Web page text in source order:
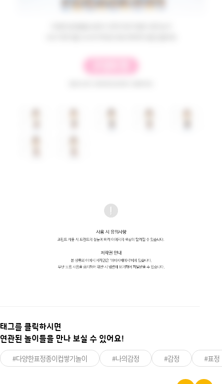
태그를 클릭하시면
연관된 놀이들을 만나 보실 수 있어요!
#다양한표정종이컵쌓기놀이 #나의감정 #감정 #표정